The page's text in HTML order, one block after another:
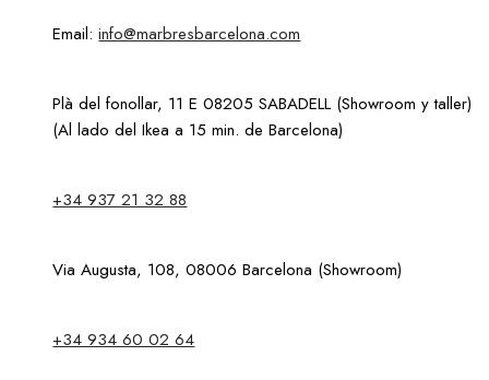
Email:info@marbresbarcelona.com
Plà del fonollar, 11 E 08205 SABADELL (Showroom y taller)
(Al lado del Ikea a 15 min. de Barcelona)
+34 937 21 32 88
Via Augusta, 108, 08006 Barcelona (Showroom)
+34 934 60 02 64